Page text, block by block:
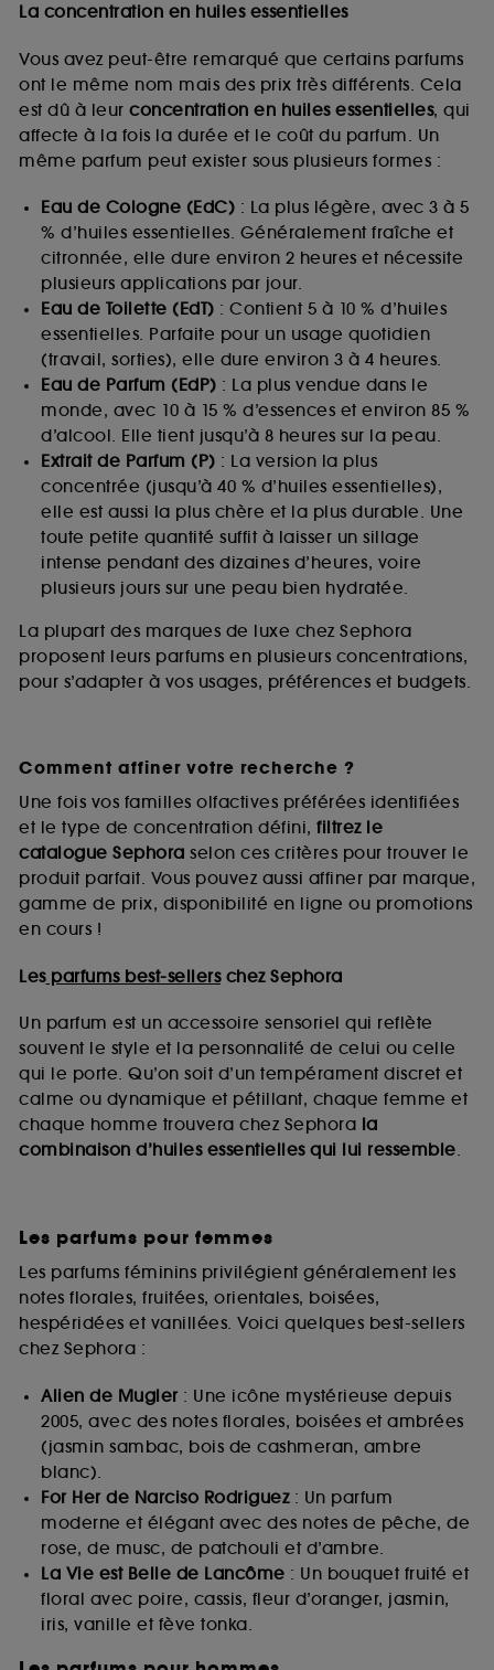
La concentration en huiles essentielles
Vous avez peut-être remarqué que certains parfums
ont le même nom mais des prix très différents. Cela
est dû à leur concentration en huiles essentielles, qui
affecte à la fois la durée et le coût du parfum. Un
même parfum peut exister sous plusieurs formes :
Eau de Cologne (EdC) : La plus légère, avec 3 à 5
% d’huiles essentielles. Généralement fraîche et
citronnée, elle dure environ 2 heures et nécessite
plusieurs applications par jour.
Eau de Toilette (EdT) : Contient 5 à 10 % d’huiles
essentielles. Parfaite pour un usage quotidien
(travail, sorties), elle dure environ 3 à 4 heures.
Eau de Parfum (EdP) : La plus vendue dans le
monde, avec 10 à 15 % d’essences et environ 85 %
d’alcool. Elle tient jusqu’à 8 heures sur la peau.
Extrait de Parfum (P) : La version la plus
concentrée (jusqu’à 40 % d’huiles essentielles),
elle est aussi la plus chère et la plus durable. Une
toute petite quantité suffit à laisser un sillage
intense pendant des dizaines d’heures, voire
plusieurs jours sur une peau bien hydratée.
La plupart des marques de luxe chez Sephora
proposent leurs parfums en plusieurs concentrations,
pour s’adapter à vos usages, préférences et budgets.
Comment affiner votre recherche ?
Une fois vos familles olfactives préférées identifiées
et le type de concentration défini, filtrez le
catalogue Sephora selon ces critères pour trouver le
produit parfait. Vous pouvez aussi affiner par marque,
gamme de prix, disponibilité en ligne ou promotions
en cours !
Lesparfums best-sellerschez Sephora
Un parfum est un accessoire sensoriel qui reflète
souvent le style et la personnalité de celui ou celle
qui le porte. Qu’on soit d’un tempérament discret et
calme ou dynamique et pétillant, chaque femme et
chaque homme trouvera chez Sephora la
combinaison d’huiles essentielles qui lui ressemble.
Les parfums pour femmes
Les parfums féminins privilégient généralement les
notes florales, fruitées, orientales, boisées,
hespéridées et vanillées. Voici quelques best-sellers
chez Sephora :
Alien de Mugler: Une icône mystérieuse depuis
2005, avec des notes florales, boisées et ambrées
(jasmin sambac, bois de cashmeran, ambre
blanc).
For Her de Narciso Rodriguez: Un parfum
moderne et élégant avec des notes de pêche, de
rose, de musc, de patchouli et d’ambre.
La Vie est Belle de Lancôme : Un bouquet fruité et
floral avec poire, cassis, fleur d’oranger, jasmin,
iris, vanille et fève tonka.